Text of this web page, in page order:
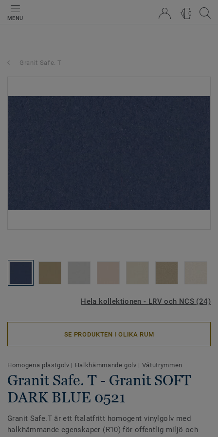
MENU
0
Granit Safe. T
Hela kollektionen - LRV och NCS (24)
SE PRODUKTEN I OLIKA RUM
Homogena plastgolv | Halkhämmande golv | Våtutrymmen
Granit Safe. T - Granit SOFT
DARK BLUE 0521
Granit Safe.T är ett ftalatfritt homogent vinylgolv med
halkhämmande egenskaper (R10) för offentlig miljö och